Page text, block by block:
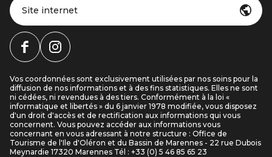
Site internet
Vos coordonnées sont exclusivement utilisées par nos soins pour la
diffusion de nos informations et à des fins statistiques. Elles ne sont
ni cédées, ni revendues à des tiers. Conformément à la loi «
informatique et libertés » du 6 janvier 1978 modifiée, vous disposez
d'un droit d'accès et de rectification aux informations qui vous
concernent. Vous pouvez accéder aux informations vous
concernant en vous adressant à notre structure : Office de
Tourisme de l'Ile d'Oléron et du Bassin de Marennes - 22 rue Dubois
Meynardie 17320 Marennes Tél : +33 (0) 5 46 85 65 23